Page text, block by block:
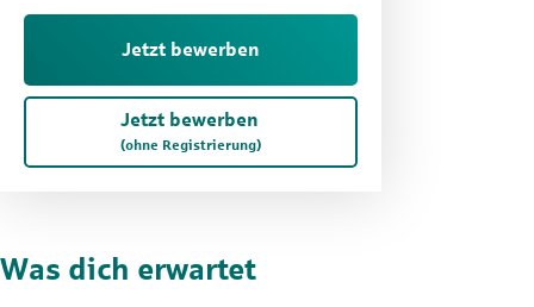
Jetzt bewerben
Jetzt bewerben
(ohne Registrierung)
Was dich erwartet